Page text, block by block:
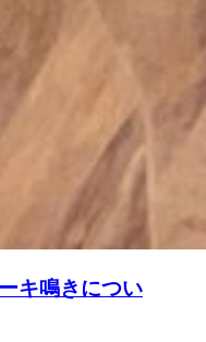
キ鳴きについ